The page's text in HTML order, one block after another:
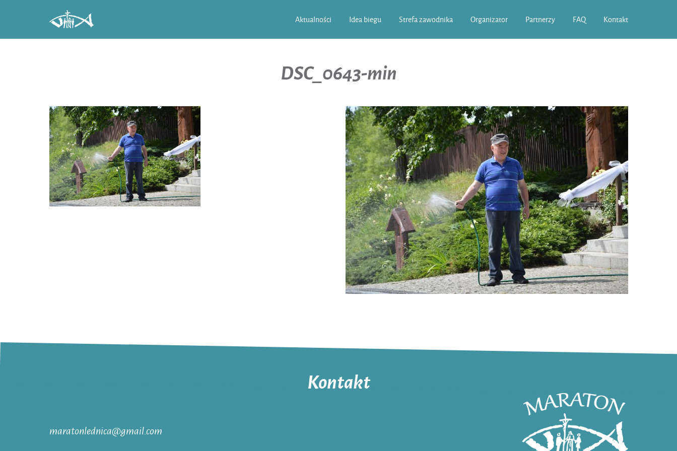
Aktualności Idea biegu Strefa zawodnika Organizator Partnerzy FAQ Kontakt
DSC_0643-min
Kontakt
maratonlednica@gmail.com